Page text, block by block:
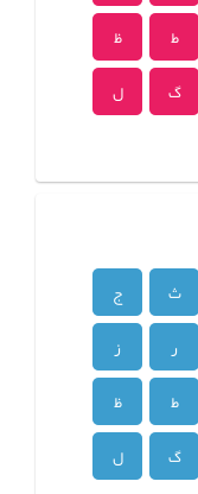
ط
ظ
گ
ل
ث
ج
ر
ز
ط
ظ
گ
ل